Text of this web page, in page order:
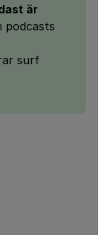
är
podcasts
surf